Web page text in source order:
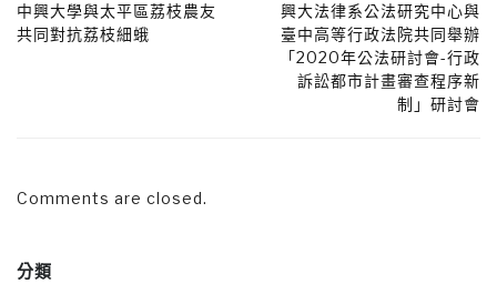
中興大學與太平區荔枝農友
共同對抗荔枝細蛾
興大法律系公法研究中心與
臺中高等行政法院共同舉辦
「2020年公法研討會-行政
訴訟都市計畫審查程序新
制」研討會
Comments are closed.
分類